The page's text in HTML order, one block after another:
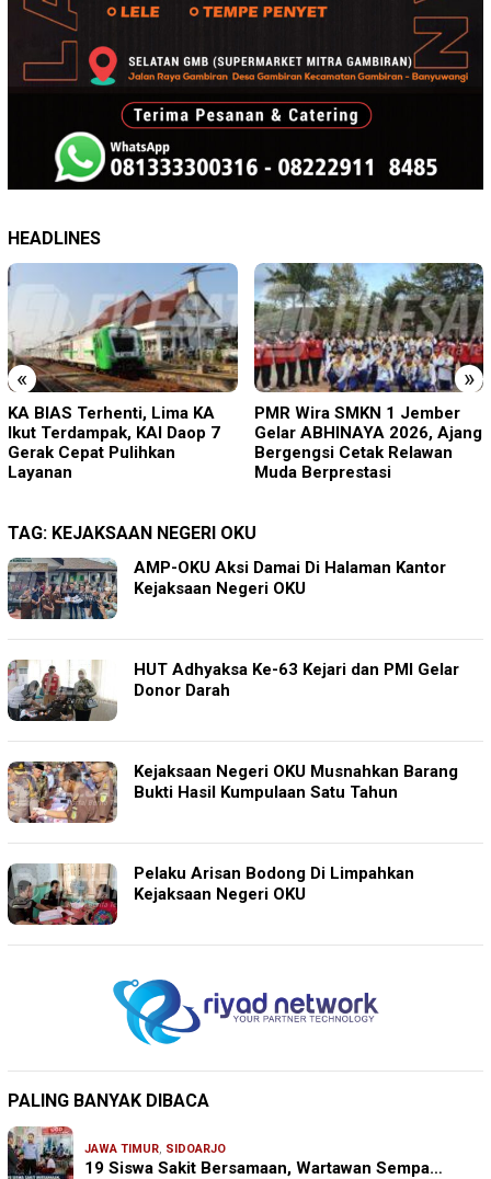
HEADLINES
« »
PMR Wira SMKN 1 Jember
Gelar ABHINAYA 2026, Ajang
Bergengsi Cetak Relawan
Muda Berprestasi
Imigrasi Ponorogo Deportasi
Satu WN Tiongkok
Salahgunakan Ijin Tinggal
TAG: KEJAKSAAN NEGERI OKU
AMP-OKU Aksi Damai Di Halaman Kantor
Kejaksaan Negeri OKU
HUT Adhyaksa Ke-63 Kejari dan PMI Gelar
Donor Darah
Kejaksaan Negeri OKU Musnahkan Barang
Bukti Hasil Kumpulaan Satu Tahun
Pelaku Arisan Bodong Di Limpahkan
Kejaksaan Negeri OKU
PALING BANYAK DIBACA
JAWA TIMUR, SIDOARJO
19 Siswa Sakit Bersamaan, Wartawan Sempa…